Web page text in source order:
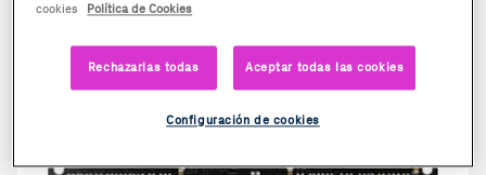
cookies
Política de Cookies
Rechazarlas todas Aceptar todas las cookies
Configuración de cookies